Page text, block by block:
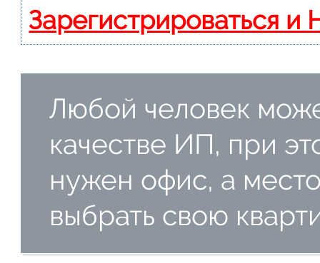
Зарегистрироваться и
Любой человек
качестве ИП, при
нужен офис, а
выбрать свою